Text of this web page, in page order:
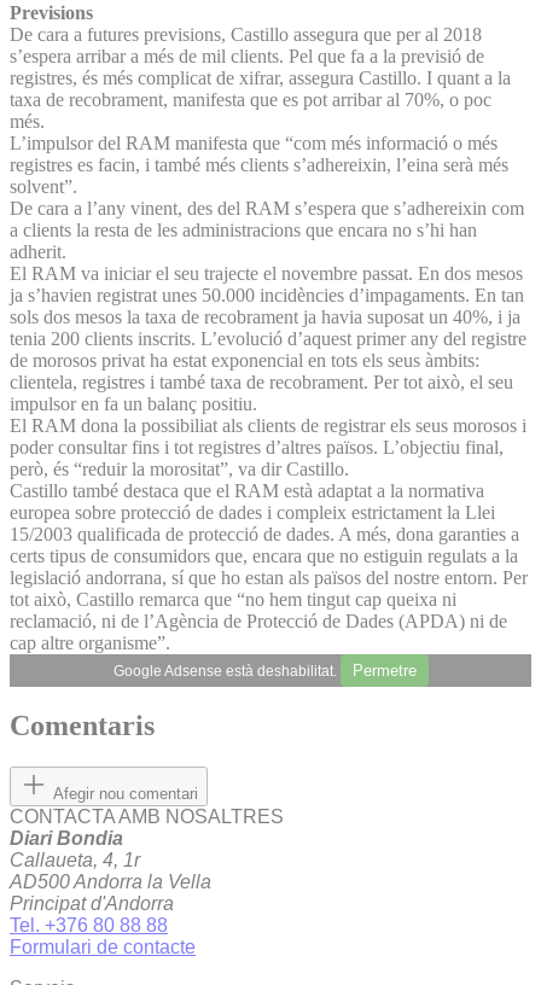
Previsions
De cara a futures previsions, Castillo assegura que per al 2018
s’espera arribar a més de mil clients. Pel que fa a la previsió de
registres, és més complicat de xifrar, assegura Castillo. I quant a la
taxa de recobrament, manifesta que es pot arribar al 70%, o poc
més.
L’impulsor del RAM manifesta que “com més informació o més
registres es facin, i també més clients s’adhereixin, l’eina serà més
solvent”.
De cara a l’any vinent, des del RAM s’espera que s’adhereixin com
a clients la resta de les administracions que encara no s’hi han
adherit.
El RAM va iniciar el seu trajecte el novembre passat. En dos mesos
ja s’havien registrat unes 50.000 incidències d’impagaments. En tan
sols dos mesos la taxa de recobrament ja havia suposat un 40%, i ja
tenia 200 clients inscrits. L’evolució d’aquest primer any del registre
de morosos privat ha estat exponencial en tots els seus àmbits:
clientela, registres i també taxa de recobrament. Per tot això, el seu
impulsor en fa un balanç positiu.
El RAM dona la possibiliat als clients de registrar els seus morosos i
poder consultar fins i tot registres d’altres països. L’objectiu final,
però, és “reduir la morositat”, va dir Castillo.
Castillo també destaca que el RAM està adaptat a la normativa
europea sobre protecció de dades i compleix estrictament la Llei
15/2003 qualificada de protecció de dades. A més, dona garanties a
certs tipus de consumidors que, encara que no estiguin regulats a la
legislació andorrana, sí que ho estan als països del nostre entorn. Per
tot això, Castillo remarca que “no hem tingut cap queixa ni
reclamació, ni de l’Agència de Protecció de Dades (APDA) ni de
cap altre organisme”.
Google Adsense està deshabilitat. Permetre
Comentaris
Afegir nou comentari
CONTACTA AMB NOSALTRES
Diari Bondia
Callaueta, 4, 1r
AD500 Andorra la Vella
Principat d'Andorra
Tel. +376 80 88 88
Formulari de contacte